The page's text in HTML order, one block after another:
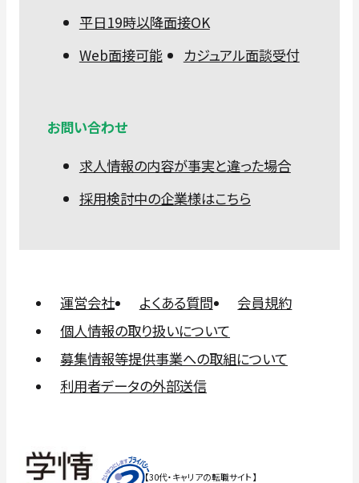
平日19時以降面接OK
Web面接可能
カジュアル面談受付
お問い合わせ
求人情報の内容が事実と違った場合
採用検討中の企業様はこちら
運営会社 よくある質問
会員規約
個人情報の取り扱いについて
募集情報等提供事業への取組について
利用者データの外部送信
【30代・キャリアの転職サイト】